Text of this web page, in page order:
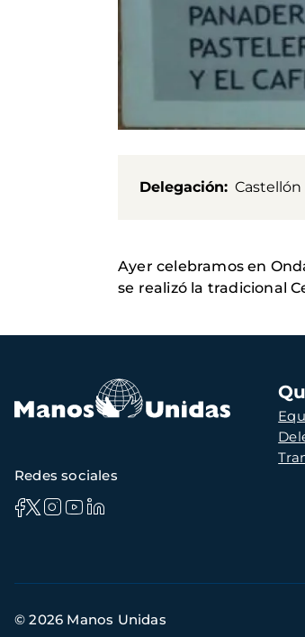
Delegación Castellón
Ayer celebramos en
se realizó la tradicional
principal
Redes sociales
de
© 2026 Manos Unidas